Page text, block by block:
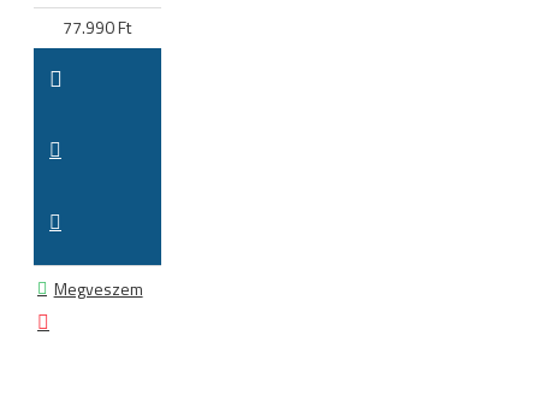
77.990 Ft
Megveszem